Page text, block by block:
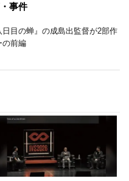
事件
目の蝉』の成島出監督が2部作
の前編